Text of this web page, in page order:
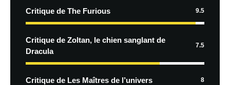
Critique de The Furious 9.5
Critique de Zoltan, le chien sanglant de
Dracula
7.5
Critique de Les Maîtres de l’univers 8